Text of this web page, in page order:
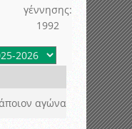
γέννησης:
1992
αγώνα